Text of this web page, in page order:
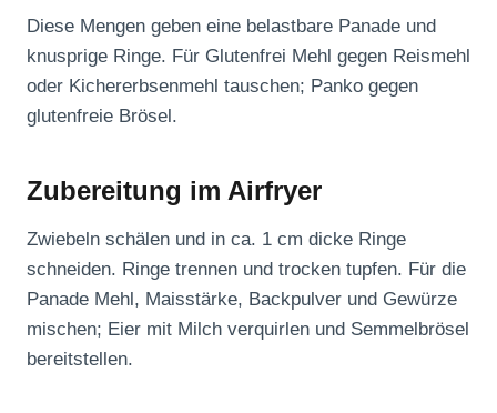
Diese Mengen geben eine belastbare Panade und
knusprige Ringe. Für Glutenfrei Mehl gegen Reismehl
oder Kichererbsenmehl tauschen; Panko gegen
glutenfreie Brösel.
Zubereitung im Airfryer
Zwiebeln schälen und in ca. 1 cm dicke Ringe
schneiden. Ringe trennen und trocken tupfen. Für die
Panade Mehl, Maisstärke, Backpulver und Gewürze
mischen; Eier mit Milch verquirlen und Semmelbrösel
bereitstellen.